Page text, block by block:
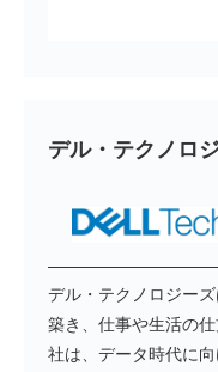
デル・テクノロ
デル・テクノロジー
築き、仕事や生活の
社は、データ時代に